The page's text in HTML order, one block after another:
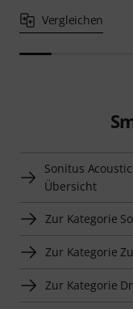
Vergleichen
Sonitus
Übersicht
Zur Kategorie
Zur Kategorie
Zur Kategorie